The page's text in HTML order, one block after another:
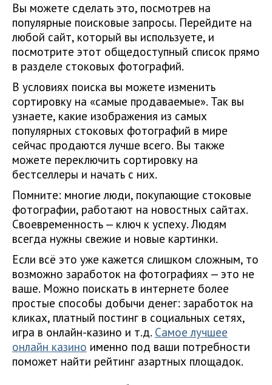
Вы можете сделать это, посмотрев на
популярные поисковые запросы. Перейдите на
любой сайт, который вы используете, и
посмотрите этот общедоступный список прямо
в разделе стоковых фотографий.
В условиях поиска вы можете изменить
сортировку на «самые продаваемые». Так вы
узнаете, какие изображения из самых
популярных стоковых фотографий в мире
сейчас продаются лучше всего. Вы также
можете переключить сортировку на
бестселлеры и начать с них.
Помните: многие люди, покупающие стоковые
фотографии, работают на новостных сайтах.
Своевременность — ключ к успеху. Людям
всегда нужны свежие и новые картинки.
Если всё это уже кажется слишком сложным, то
возможно заработок на фотографиях — это не
ваше. Можно поискать в интернете более
простые способы добычи денег: заработок на
кликах, платный постинг в социальных сетях,
игра в онлайн-казино и т.д. Самое лучшее
онлайн казино именно под ваши потребности
поможет найти рейтинг азартных площадок.